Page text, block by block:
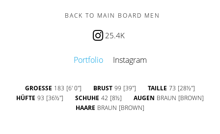
BACK TO MAIN BOARD MEN
25.4K
Portfolio Instagram
GROESSE 183 [6' 0''] BRUST 99 [39''] TAILLE 73 [28½'']
HÜFTE 93 [36½''] SCHUHE 42 [8½] AUGEN BRAUN [BROWN]
HAARE BRAUN [BROWN]